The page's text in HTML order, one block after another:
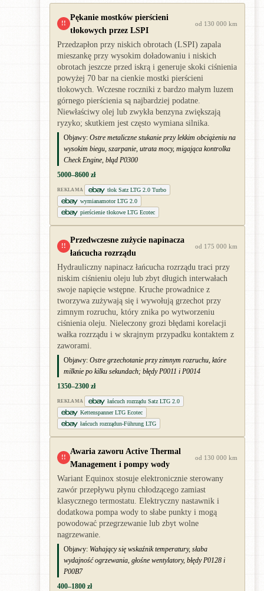
!!
Pękanie mostków pierścieni
tłokowych przez LSPI
od 130 000 km
Przedzapłon przy niskich obrotach (LSPI) zapala
mieszankę przy wysokim doładowaniu i niskich
obrotach jeszcze przed iskrą i generuje skoki ciśnienia
powyżej 70 bar na cienkie mostki pierścieni
tłokowych. Wczesne roczniki z bardzo małym luzem
górnego pierścienia są najbardziej podatne.
Niewłaściwy olej lub zwykła benzyna zwiększają
ryzyko; skutkiem jest często wymiana silnika.
Objawy: Ostre metaliczne stukanie przy lekkim obciążeniu na
wysokim biegu, szarpanie, utrata mocy, migająca kontrolka
Check Engine, błąd P0300
5000–8600 zł
REKLAMA
tłok Satz LTG 2.0 Turbo
wymianamotor LTG 2.0
pierścienie tłokowe LTG Ecotec
!!
Przedwczesne zużycie napinacza
łańcucha rozrządu
od 175 000 km
Hydrauliczny napinacz łańcucha rozrządu traci przy
niskim ciśnieniu oleju lub zbyt długich interwałach
swoje napięcie wstępne. Kruche prowadnice z
tworzywa zużywają się i wywołują grzechot przy
zimnym rozruchu, który znika po wytworzeniu
ciśnienia oleju. Nieleczony grozi błędami korelacji
wałka rozrządu i w skrajnym przypadku kontaktem z
zaworami.
Objawy: Ostre grzechotanie przy zimnym rozruchu, które
milknie po kilku sekundach; błędy P0011 i P0014
1350–2300 zł
REKLAMA
łańcuch rozrządu Satz LTG 2.0
Kettenspanner LTG Ecotec
łańcuch rozrządun-Führung LTG
!!
Awaria zaworu Active Thermal
Management i pompy wody
od 130 000 km
Wariant Equinox stosuje elektronicznie sterowany
zawór przepływu płynu chłodzącego zamiast
klasycznego termostatu. Elektryczny nastawnik i
dodatkowa pompa wody to słabe punkty i mogą
powodować przegrzewanie lub zbyt wolne
nagrzewanie.
Objawy: Wahający się wskaźnik temperatury, słaba
wydajność ogrzewania, głośne wentylatory, błędy P0128 i
P00B7
400–1800 zł